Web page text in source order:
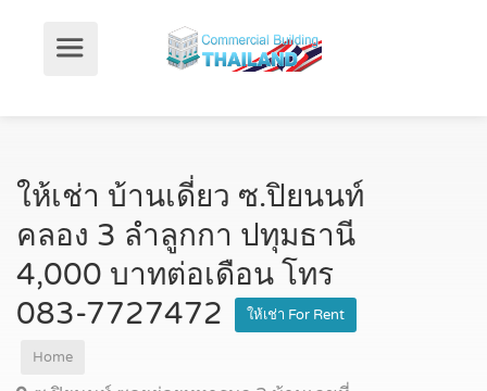
ให้เช่า บ้านเดี่ยว ซ.ปิยนนท์
คลอง 3 ลำลูกกา ปทุมธานี
4,000 บาทต่อเดือน โทร
083-7727472
ให้เช่า For Rent
Home